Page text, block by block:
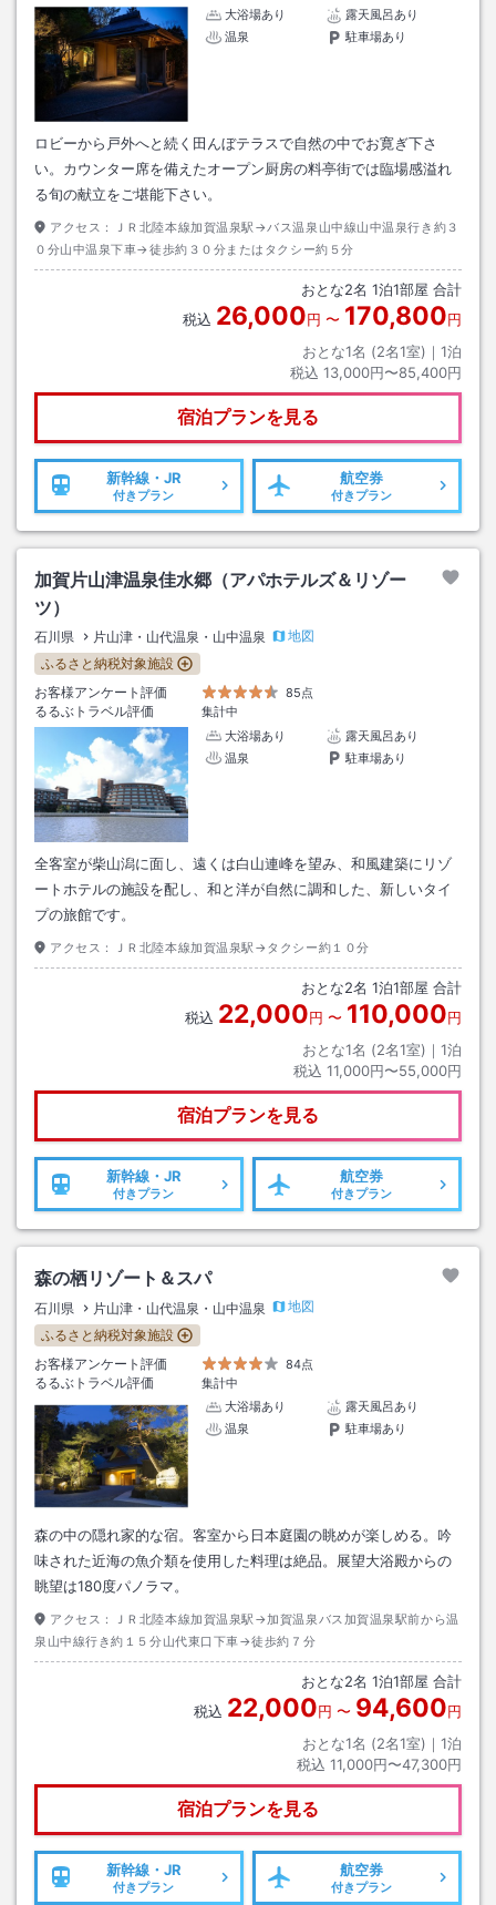
大浴場あり
露天風呂あり
温泉
駐車場あり
ロビーから戸外へと続く田んぼテラスで自然の中でお寛ぎ下さ
い。カウンター席を備えたオープン厨房の料亭街では臨場感溢れ
る旬の献立をご堪能下さい。
アクセス：
ＪＲ北陸本線加賀温泉駅→バス温泉山中線山中温泉行き約３
０分山中温泉下車→徒歩約３０分またはタクシー約５分
おとな2名 1泊1部屋 合計
税込 26,000円 〜 170,800円
おとな1名 (2名1室)｜ 1泊
税込 13,000円〜85,400円
宿泊プランを見る
新幹線・JR
付きプラン
航空券
付きプラン
加賀片山津温泉佳水郷（アパホテルズ＆リゾー
ツ）
石川県 片山津・山代温泉・山中温泉
地図
ふるさと納税対象施設
お客様アンケート評価
85点
るるぶトラベル評価
集計中
大浴場あり
露天風呂あり
温泉
駐車場あり
全客室が柴山潟に面し、遠くは白山連峰を望み、和風建築にリゾ
ートホテルの施設を配し、和と洋が自然に調和した、新しいタイ
プの旅館です。
アクセス： ＪＲ北陸本線加賀温泉駅→タクシー約１０分
おとな2名 1泊1部屋 合計
税込 22,000円 〜 110,000円
おとな1名 (2名1室)｜ 1泊
税込 11,000円〜55,000円
宿泊プランを見る
新幹線・JR
付きプラン
航空券
付きプラン
森の栖リゾート＆スパ
石川県 片山津・山代温泉・山中温泉
地図
ふるさと納税対象施設
お客様アンケート評価
84点
るるぶトラベル評価
集計中
大浴場あり
露天風呂あり
温泉
駐車場あり
森の中の隠れ家的な宿。客室から日本庭園の眺めが楽しめる。吟
味された近海の魚介類を使用した料理は絶品。展望大浴殿からの
眺望は180度パノラマ。
アクセス：
ＪＲ北陸本線加賀温泉駅→加賀温泉バス加賀温泉駅前から温
泉山中線行き約１５分山代東口下車→徒歩約７分
おとな2名 1泊1部屋 合計
税込 22,000円 〜 94,600円
おとな1名 (2名1室)｜ 1泊
税込 11,000円〜47,300円
宿泊プランを見る
新幹線・JR
付きプラン
航空券
付きプラン